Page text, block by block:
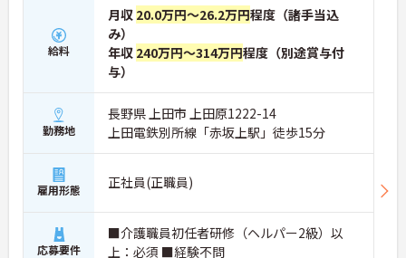
給料
月収 20.0万円～26.2万円程度（諸手当込
み）
年収 240万円～314万円程度（別途賞与付
与）
勤務地
長野県 上田市 上田原1222-14
上田電鉄別所線「赤坂上駅」徒歩15分
雇用形態 正社員(正職員)
応募要件
■介護職員初任者研修（ヘルパー2級）以
上：必須 ■経験不問